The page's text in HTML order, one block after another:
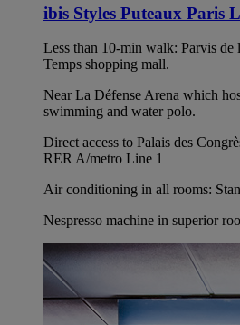
ibis Styles Puteaux Paris
Less than 10-min walk: Parvis
Temps shopping mall.
Near La Défense Arena which
swimming and water polo.
Direct access to Palais des
RER A/metro Line 1
Air conditioning in all rooms:
Nespresso machine in superior